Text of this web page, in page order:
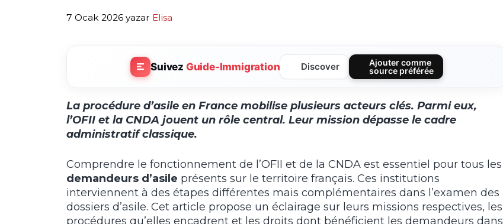
7 Ocak 2026 yazar Elisa
Suivez Guide-Immigration Discover
Ajouter comme
source préférée
La procédure d’asile en France mobilise plusieurs acteurs clés. Parmi eux,
l’OFII et la CNDA jouent un rôle central. Leur mission dépasse le cadre
administratif classique.
Comprendre le fonctionnement de l’OFII et de la CNDA est essentiel pour tous les
demandeurs d’asile présents sur le territoire français. Ces institutions
interviennent à des étapes différentes mais complémentaires dans l’examen des
dossiers d’asile. Cet article propose un éclairage sur leurs missions respectives, les
procédures qu’elles encadrent et les droits dont bénéficient les demandeurs dans